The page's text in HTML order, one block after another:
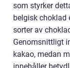
som styrker
belgisk choklad
sorter av
Genomsnittligt
kakao, medan
innehåller